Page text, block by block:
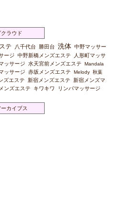
クラウド
テ 八千代台 勝田台 洗体 中野マッサー
ージ 中野新橋メンズエステ
人形町マッサ
ッサージ 水天宮前メンズエステ
Mandala
ッサージ 赤坂メンズエステ Melody 秋葉
ズエステ 新宿メンズエステ
新宿メンズマ
ンズエステ キワキワ リンパマッサージ
ーカイブス